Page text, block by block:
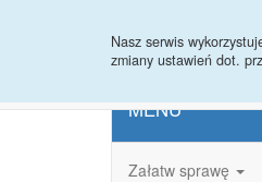
Nasz serwis
zmiany ustawień dot.
MENU
Załatw sprawę